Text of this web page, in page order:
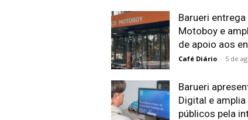
Barueri entrega
Motoboy e
de apoio aos
Café Diário - 5 de
Barueri
Digital e
públicos pela